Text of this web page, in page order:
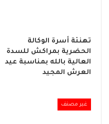
تهنئة أسرة الوكالة
الحضرية بمراكش للسدة
العالية بالله بمناسبة عيد
العرش المجيد
غير مصنف